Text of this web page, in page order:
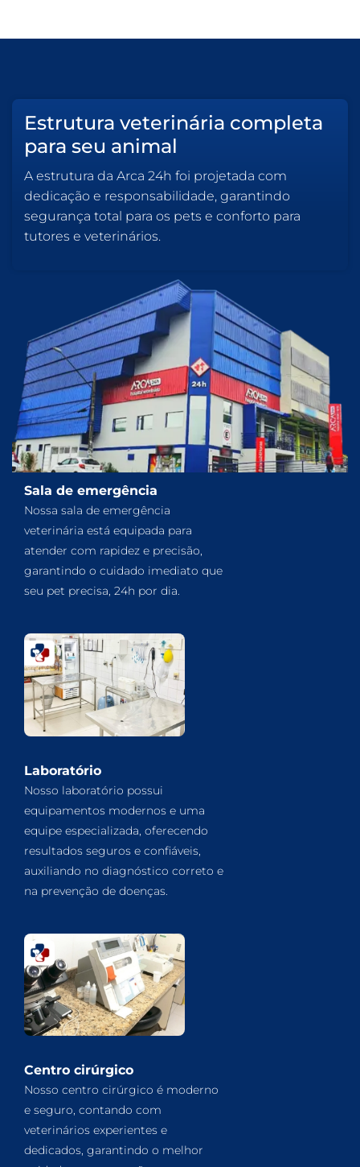
Estrutura veterinária completa
para seu animal
A estrutura da Arca 24h foi projetada com
dedicação e responsabilidade, garantindo
segurança total para os pets e conforto para
tutores e veterinários.
Sala de emergência
Nossa sala de emergência
veterinária está equipada para
atender com rapidez e precisão,
garantindo o cuidado imediato que
seu pet precisa, 24h por dia.
Laboratório
Nosso laboratório possui
equipamentos modernos e uma
equipe especializada, oferecendo
resultados seguros e confiáveis,
auxiliando no diagnóstico correto e
na prevenção de doenças.
Centro cirúrgico
Nosso centro cirúrgico é moderno
e seguro, contando com
veterinários experientes e
dedicados, garantindo o melhor